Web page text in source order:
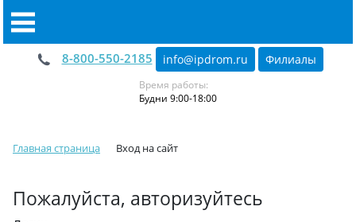
8-800-550-2185 info@ipdrom.ru Филиалы
Время работы:
Будни 9:00-18:00
Главная страница Вход на сайт
Пожалуйста, авторизуйтесь